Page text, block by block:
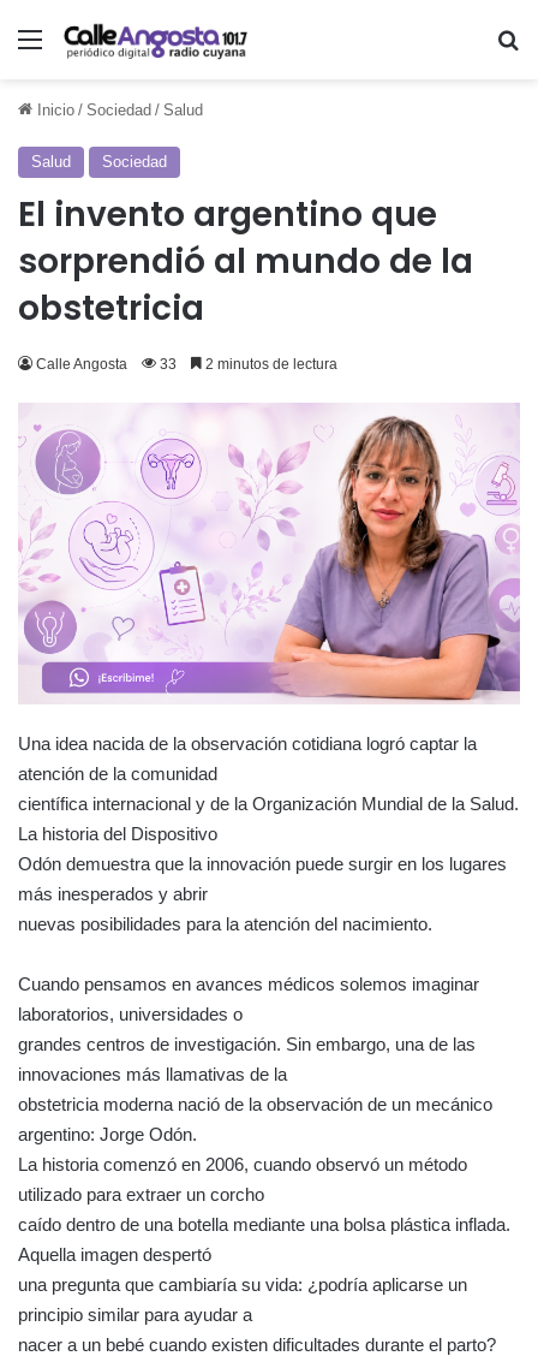
Menú
Inicio / Sociedad / Salud
Salud Sociedad
El invento argentino que
sorprendió al mundo de la
obstetricia
Calle Angosta 33 2 minutos de lectura
Una idea nacida de la observación cotidiana logró captar la
atención de la comunidad
científica internacional y de la Organización Mundial de la Salud.
La historia del Dispositivo
Odón demuestra que la innovación puede surgir en los lugares
más inesperados y abrir
nuevas posibilidades para la atención del nacimiento.
Cuando pensamos en avances médicos solemos imaginar
laboratorios, universidades o
grandes centros de investigación. Sin embargo, una de las
innovaciones más llamativas de la
obstetricia moderna nació de la observación de un mecánico
argentino: Jorge Odón.
La historia comenzó en 2006, cuando observó un método
utilizado para extraer un corcho
caído dentro de una botella mediante una bolsa plástica inflada.
Aquella imagen despertó
una pregunta que cambiaría su vida: ¿podría aplicarse un
principio similar para ayudar a
nacer a un bebé cuando existen dificultades durante el parto?